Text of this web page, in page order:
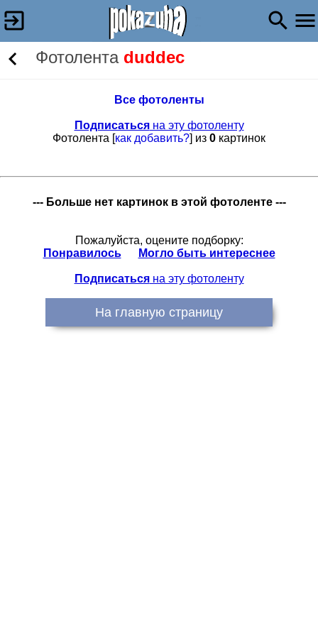
Фотолента duddec
Все фотоленты
Подписатьсяна эту фотоленту
Фотолента [как добавить?] из 0 картинок
--- Больше нет картинок в этой фотоленте ---
Пожалуйста, оцените подборку:
Понравилось
Могло быть интереснее
Подписатьсяна эту фотоленту
На главную страницу